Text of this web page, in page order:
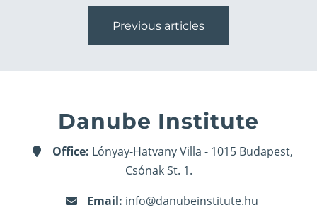
Previous articles
Danube Institute
Office: Lónyay-Hatvany Villa - 1015 Budapest,
Csónak St. 1.
Email: info@danubeinstitute.hu